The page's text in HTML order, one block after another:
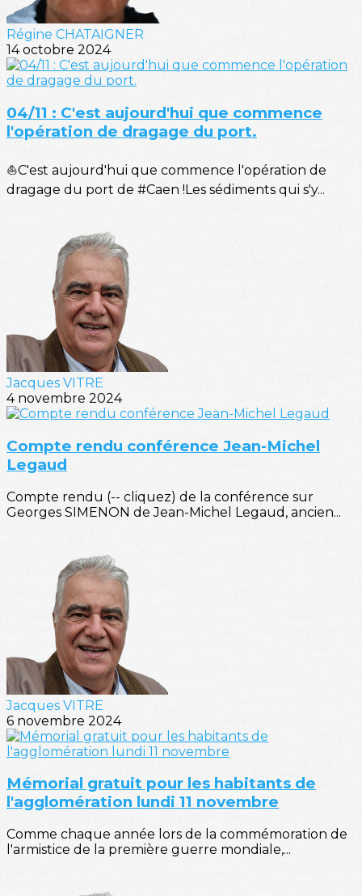
Régine CHATAIGNER
14 octobre 2024
04/11 : C'est aujourd'hui que commence
l'opération de dragage du port.
⛵C'est aujourd'hui que commence l'opération de
dragage du port de #Caen !Les sédiments qui s'y...
Jacques VITRE
4 novembre 2024
Compte rendu conférence Jean-Michel
Legaud
Compte rendu (-- cliquez) de la conférence sur
Georges SIMENON de Jean-Michel Legaud, ancien...
Jacques VITRE
6 novembre 2024
Mémorial gratuit pour les habitants de
l'agglomération lundi 11 novembre
Comme chaque année lors de la commémoration de
l'armistice de la première guerre mondiale,...